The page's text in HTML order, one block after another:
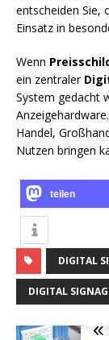
entscheiden Sie,
Einsatz in
Wenn
ein zentraler
System gedacht
Handel,
Nutzen bringen
teilen
DIGITAL
DIGITAL